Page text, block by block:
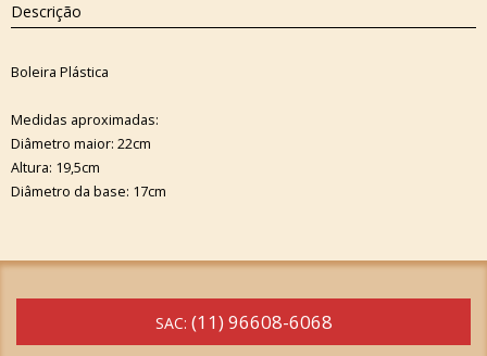
Descrição
Boleira Plástica
Medidas aproximadas:
Diâmetro maior: 22cm
Altura: 19,5cm
Diâmetro da base: 17cm
SAC: (11) 96608-6068